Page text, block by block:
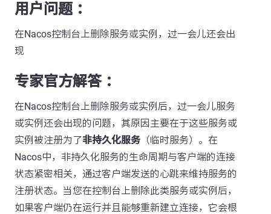
用户问题 ：
在Nacos控制台上删除服务或实例，过一会儿还会出
现
专家官方解答 ：
在Nacos控制台上删除服务或实例后，过一会儿服务
或实例还会出现的问题，其原因主要在于这些服务或
实例被注册为了非持久化服务（临时服务）。在
Nacos中，非持久化服务的生命周期与客户端的连接
状态紧密相关，通过客户端发送的心跳来维持服务的
注册状态。当您在控制台上删除此类服务或实例后，
如果客户端仍在运行并且能够重新建立连接，它会根